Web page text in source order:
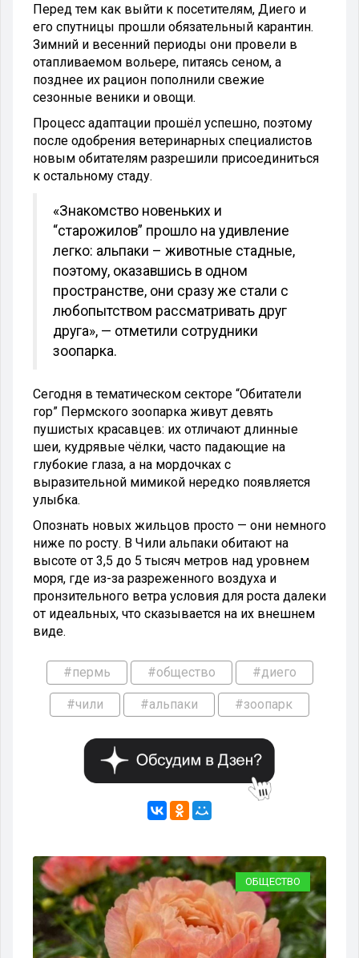
Перед тем как выйти к посетителям, Диего и
его спутницы прошли обязательный карантин.
Зимний и весенний периоды они провели в
отапливаемом вольере, питаясь сеном, а
позднее их рацион пополнили свежие
сезонные веники и овощи.
Процесс адаптации прошёл успешно, поэтому
после одобрения ветеринарных специалистов
новым обитателям разрешили присоединиться
к остальному стаду.
«Знакомство новеньких и
“старожилов” прошло на удивление
легко: альпаки – животные стадные,
поэтому, оказавшись в одном
пространстве, они сразу же стали с
любопытством рассматривать друг
друга», — отметили сотрудники
зоопарка.
Сегодня в тематическом секторе “Обитатели
гор” Пермского зоопарка живут девять
пушистых красавцев: их отличают длинные
шеи, кудрявые чёлки, часто падающие на
глубокие глаза, а на мордочках с
выразительной мимикой нередко появляется
улыбка.
Опознать новых жильцов просто — они немного
ниже по росту. В Чили альпаки обитают на
высоте от 3,5 до 5 тысяч метров над уровнем
моря, где из-за разреженного воздуха и
пронзительного ветра условия для роста далеки
от идеальных, что сказывается на их внешнем
виде.
#пермь #общество #диего
#чили #альпаки #зоопарк
ОБЩЕСТВО